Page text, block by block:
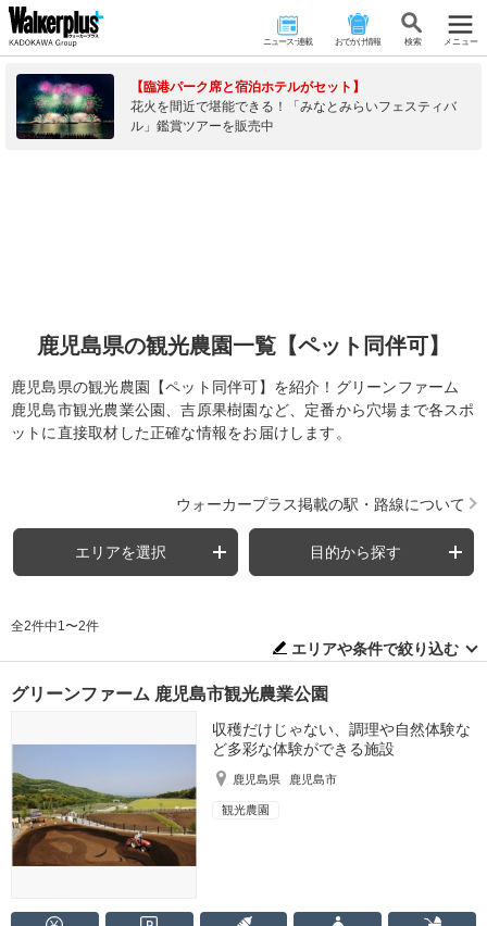
ニュース･連載 おでかけ情報 検 索 メニュー
【臨港パーク席と宿泊ホテルがセット】
花火を間近で堪能できる！「みなとみらいフェスティバ
ル」鑑賞ツアーを販売中
鹿児島県の観光農園一覧【ペット同伴可】
鹿児島県の観光農園【ペット同伴可】を紹介！グリーンファーム
鹿児島市観光農業公園、吉原果樹園など、定番から穴場まで各スポ
ットに直接取材した正確な情報をお届けします。
ウォーカープラス掲載の駅・路線について
エリアを選択 目的から探す
全2件中1〜2件
エリアや条件で絞り込む
グリーンファーム 鹿児島市観光農業公園
収穫だけじゃない、調理や自然体験な
ど多彩な体験ができる施設
鹿児島県 鹿児島市
観光農園